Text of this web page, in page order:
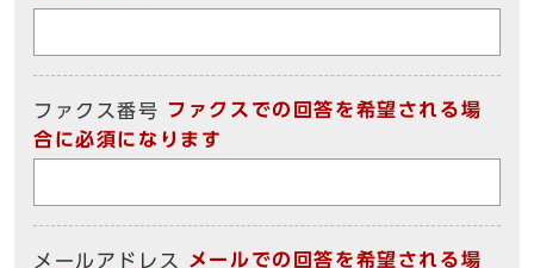
ファクス番号 ファクスでの回答を希望される場
合に必須になります
メールアドレス
メールでの回答を希望される場